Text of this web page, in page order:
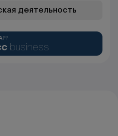
деятельность
business